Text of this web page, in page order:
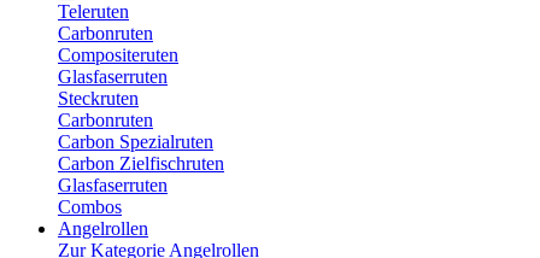
Teleruten
Carbonruten
Compositeruten
Glasfaserruten
Steckruten
Carbonruten
Carbon Spezialruten
Carbon Zielfischruten
Glasfaserruten
Combos
Angelrollen
Zur Kategorie Angelrollen